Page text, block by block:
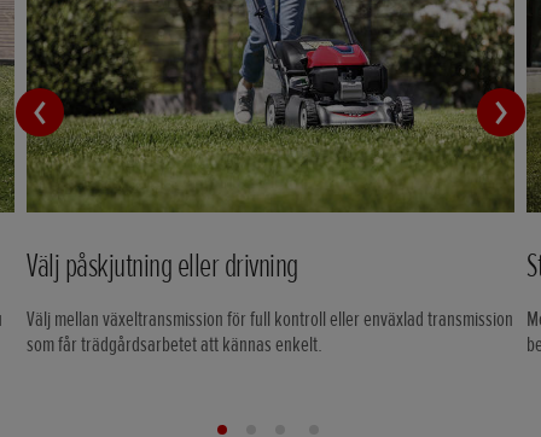
Välj påskjutning eller drivning
Välj mellan växeltransmission för full kontroll eller enväxlad transmission
som får trädgårdsarbetet att kännas enkelt.